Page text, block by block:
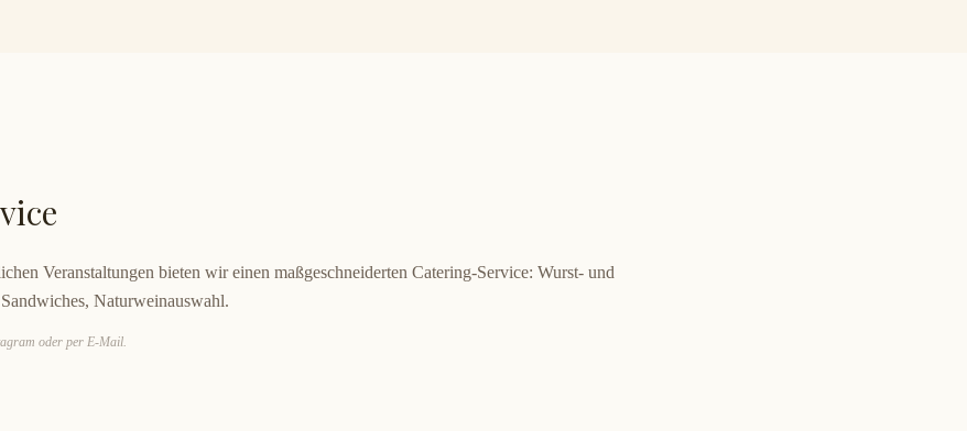
Veranstaltungen bieten wir einen maßgeschneiderten Catering-Service: Wurst- und
Naturweinauswahl.
oder per E-Mail.